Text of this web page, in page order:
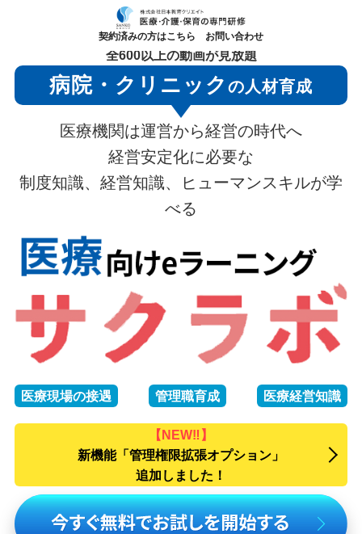
契約済みの方はこちら お問い合わせ
全600以上の動画が見放題
病院・クリニック の人材育成
医療機関は運営から経営の時代へ
経営安定化に必要な
制度知識、経営知識、ヒューマンスキルが学
べる
医療現場の接遇 管理職育成 医療経営知識
【NEW‼】
新機能「管理権限拡張オプション」
追加しました！